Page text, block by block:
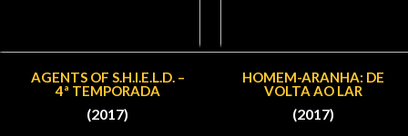
AGENTS OF S.H.I.E.L.D. –
4ª TEMPORADA
(2017)
HOMEM-ARANHA: DE
VOLTA AO LAR
(2017)